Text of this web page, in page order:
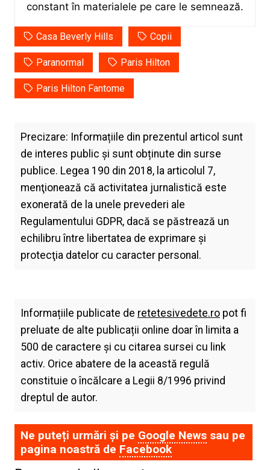
constant în materialele pe care le semnează.
Casa Beverly Hills Copii
Paranormal Paris Hilton
Paris Hilton Fantome
Precizare: Informațiile din prezentul articol sunt
de interes public și sunt obținute din surse
publice. Legea 190 din 2018, la articolul 7,
menţionează că activitatea jurnalistică este
exonerată de la unele prevederi ale
Regulamentului GDPR, dacă se păstrează un
echilibru între libertatea de exprimare şi
protecţia datelor cu caracter personal.
Informațiile publicate de retetesivedete.ropot fi
preluate de alte publicații online doar în limita a
500 de caractere și cu citarea sursei cu link
activ. Orice abatere de la această regulă
constituie o încălcare a Legii 8/1996 privind
dreptul de autor.
Ne puteți urmări și pe Google Newssau pe
pagina noastră de Facebook